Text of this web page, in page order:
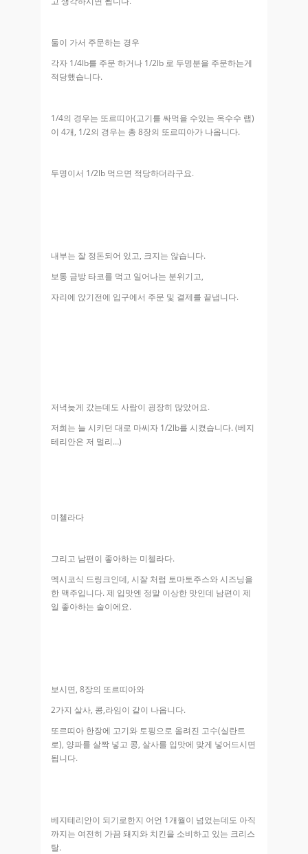
둘이 가서 주문하는 경우
각자 1/4lb를 주문 하거나 1/2lb 로 두명분을 주문하는게
적당했습니다.
1/4의 경우는 또르띠아(고기를 싸먹을 수있는 옥수수 랩)
이 4개, 1/2의 경우는 총 8장의 또르띠아가 나옵니다.
두명이서 1/2lb 먹으면 적당하더라구요.
내부는 잘 정돈되어 있고, 크지는 않습니다.
보통 금방 타코를 먹고 일어나는 분위기고,
자리에 앉기전에 입구에서 주문 및 결제를 끝냅니다.
저녁늦게 갔는데도 사람이 굉장히 많았어요.
저희는 늘 시키던 대로 마씨자 1/2lb를 시켰습니다. (베지
테리안은 저 멀리…)
미첼라다
그리고 남편이 좋아하는 미첼라다.
멕시코식 드링크인데, 시잘 처럼 토마토주스와 시즈닝을
한 맥주입니다. 제 입맛엔 정말 이상한 맛인데 남편이 제
일 좋아하는 술이에요.
보시면, 8장의 또르띠아와
2가지 살사, 콩,라임이 같이 나옵니다.
또르띠아 한장에 고기와 토핑으로 올려진 고수(실란트
로), 양파를 살짝 넣고 콩, 살사를 입맛에 맞게 넣어드시면
됩니다.
베지테리안이 되기로한지 어언 1개월이 넘었는데도 아직
까지는 여전히 가끔 돼지와 치킨을 소비하고 있는 크리스
탈.